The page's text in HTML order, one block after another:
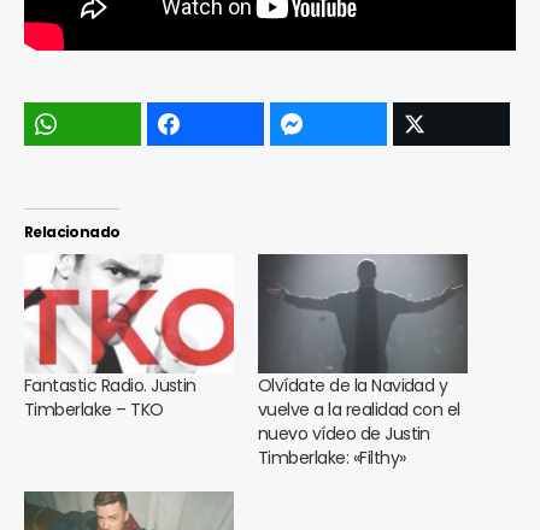
Relacionado
Fantastic Radio. Justin
Timberlake – TKO
Olvídate de la Navidad y
vuelve a la realidad con el
nuevo vídeo de Justin
Timberlake: «Filthy»